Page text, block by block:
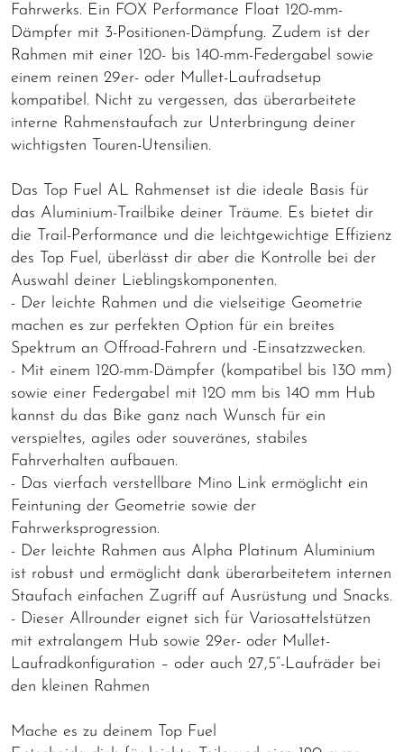
Fahrwerks. Ein FOX Performance Float 120-mm-
Dämpfer mit 3-Positionen-Dämpfung. Zudem ist der
Rahmen mit einer 120- bis 140-mm-Federgabel sowie
einem reinen 29er- oder Mullet-Laufradsetup
kompatibel. Nicht zu vergessen, das überarbeitete
interne Rahmenstaufach zur Unterbringung deiner
wichtigsten Touren-Utensilien.
Das Top Fuel AL Rahmenset ist die ideale Basis für
das Aluminium-Trailbike deiner Träume. Es bietet dir
die Trail-Performance und die leichtgewichtige Effizienz
des Top Fuel, überlässt dir aber die Kontrolle bei der
Auswahl deiner Lieblingskomponenten.
- Der leichte Rahmen und die vielseitige Geometrie
machen es zur perfekten Option für ein breites
Spektrum an Offroad-Fahrern und -Einsatzzwecken.
- Mit einem 120-mm-Dämpfer (kompatibel bis 130 mm)
sowie einer Federgabel mit 120 mm bis 140 mm Hub
kannst du das Bike ganz nach Wunsch für ein
verspieltes, agiles oder souveränes, stabiles
Fahrverhalten aufbauen.
- Das vierfach verstellbare Mino Link ermöglicht ein
Feintuning der Geometrie sowie der
Fahrwerksprogression.
- Der leichte Rahmen aus Alpha Platinum Aluminium
ist robust und ermöglicht dank überarbeitetem internen
Staufach einfachen Zugriff auf Ausrüstung und Snacks.
- Dieser Allrounder eignet sich für Variosattelstützen
mit extralangem Hub sowie 29er- oder Mullet-
Laufradkonfiguration – oder auch 27,5“-Laufräder bei
den kleinen Rahmen
Mache es zu deinem Top Fuel